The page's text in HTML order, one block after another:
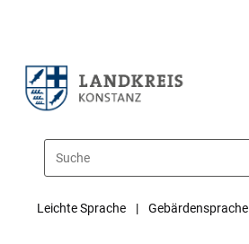
Leichte Sprache Gebärdensprache